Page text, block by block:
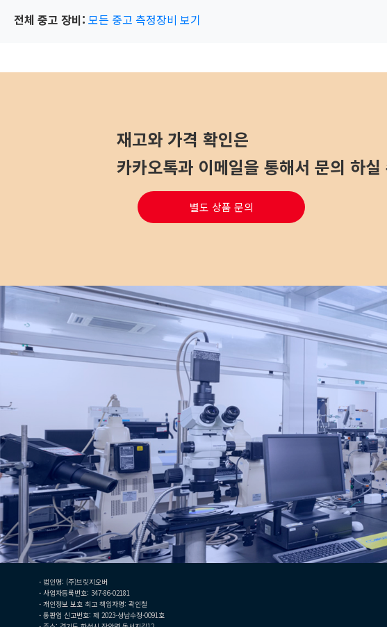
전체 중고 장비: 모든 중고 측정장비 보기
재고와 가격 확인은
카카오톡과 이메일을 통해서 문의 하
별도 상품 문의
- 법인명: (주)브릿지오버
- 사업자등록번호: 347-86-02181
- 개인정보 보호 최고 책임자명: 곽인철
- 통판업 신고번호: 제 2023-성남수정-0091호